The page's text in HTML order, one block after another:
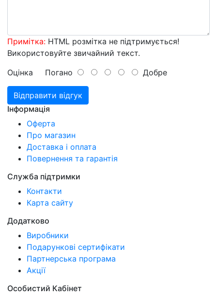
Примітка: HTML розмітка не підтримується!
Використовуйте звичайний текст.
Оцінка Погано Добре
Відправити відгук
Інформація
Оферта
Про магазин
Доставка і оплата
Повернення та гарантія
Служба підтримки
Контакти
Карта сайту
Додатково
Виробники
Подарункові сертифікати
Партнерська програма
Акції
Особистий Кабінет